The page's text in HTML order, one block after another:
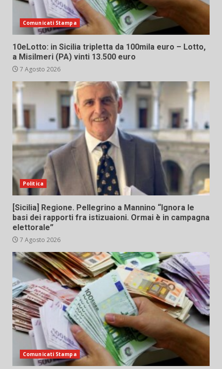
Comunicati Stampa
10eLotto: in Sicilia tripletta da 100mila euro – Lotto,
a Misilmeri (PA) vinti 13.500 euro
7 Agosto 2026
Politica
[Sicilia] Regione. Pellegrino a Mannino “Ignora le
basi dei rapporti fra istizuaioni. Ormai è in campagna
elettorale”
7 Agosto 2026
Comunicati Stampa